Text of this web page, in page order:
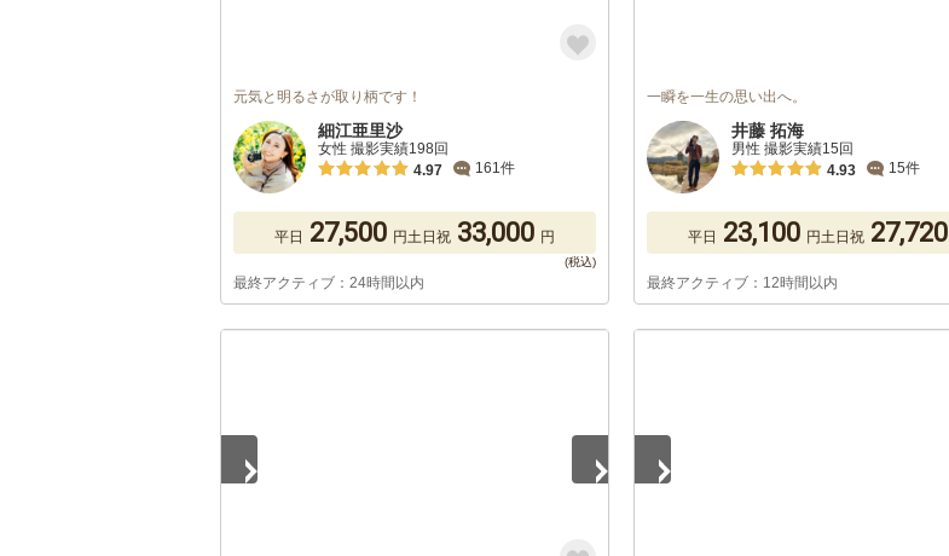
元気と明るさが取り柄です！
細江亜里沙
女性 撮影実績198回
4.97
161件
平日 27,500 円土日祝 33,000 円
最終アクティブ：24時間以内
一瞬を一生の思い出へ。
井藤 拓海
男性 撮影実績15回
4.93
15件
平日 23,100 円土日祝 27,720
最終アクティブ：12時間以内